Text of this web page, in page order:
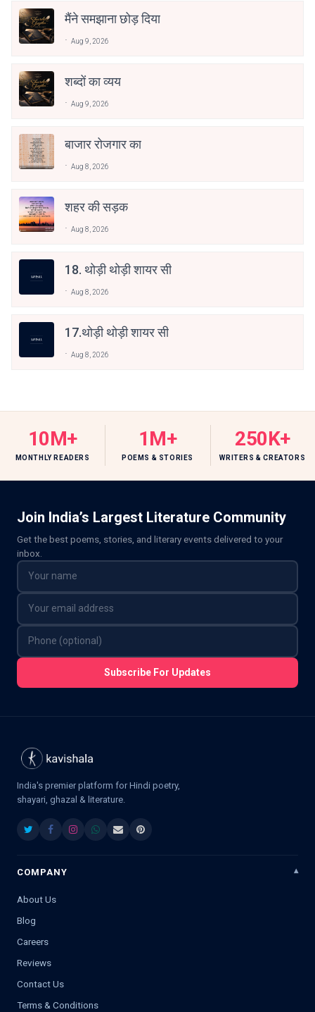
मैंने समझाना छोड़ दिया
Aug 9, 2026
शब्दों का व्यय
Aug 9, 2026
बाजार रोजगार का
Aug 8, 2026
शहर की सड़क
Aug 8, 2026
18. थोड़ी थोड़ी शायर सी
Aug 8, 2026
17.थोड़ी थोड़ी शायर सी
Aug 8, 2026
10M+
MONTHLY READERS
1M+
POEMS & STORIES
250K+
WRITERS & CREATORS
Join India’s Largest Literature Community
Get the best poems, stories, and literary events delivered to your
inbox.
Subscribe For Updates
India's premier platform for Hindi poetry,
shayari, ghazal & literature.
COMPANY
About Us
Blog
Careers
Reviews
Contact Us
Terms & Conditions